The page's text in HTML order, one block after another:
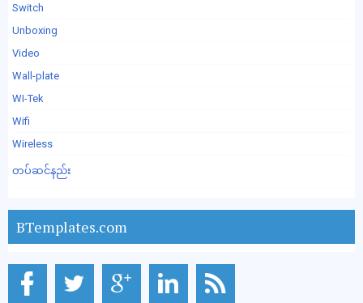
Switch
Unboxing
Video
Wall-plate
WI-Tek
Wifi
Wireless
တပ်ဆင်နည်း
BTemplates.com